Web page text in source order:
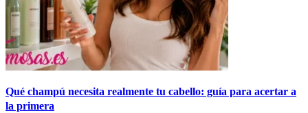
Qué champú necesita realmente tu cabello: guía para acertar a
la primera